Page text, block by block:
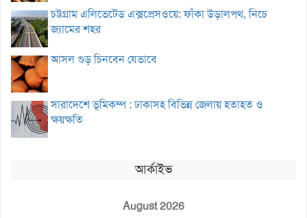
চট্টগ্রাম এলিভেটেড এক্সপ্রেসওয়ে: ফাঁকা উড়ালপথ, নিচে
জ্যামের শহর
আসল গুড় চিনবেন যেভাবে
সারাদেশে ভূমিকম্প : ঢাকাসহ বিভিন্ন জেলায় হতাহত ও
ক্ষয়ক্ষতি
আর্কাইভ
August 2026